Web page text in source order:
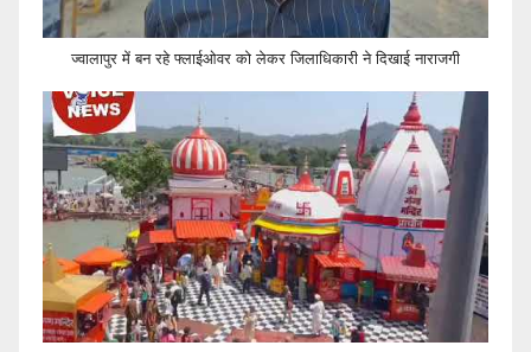
ज्वालापुर में बन रहे फ्लाईओवर को लेकर जिलाधिकारी ने दिखाई नाराजगी